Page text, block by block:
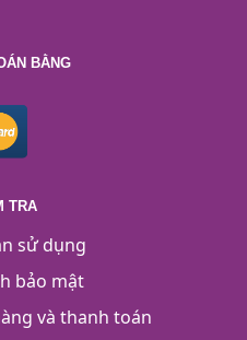
BẰNG
TRA
sử dụng
bảo mật
và thanh toán